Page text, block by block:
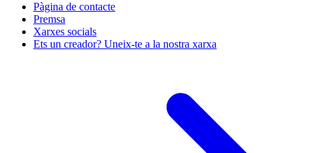
Pàgina de contacte
Premsa
Xarxes socials
Ets un creador? Uneix-te a la nostra xarxa